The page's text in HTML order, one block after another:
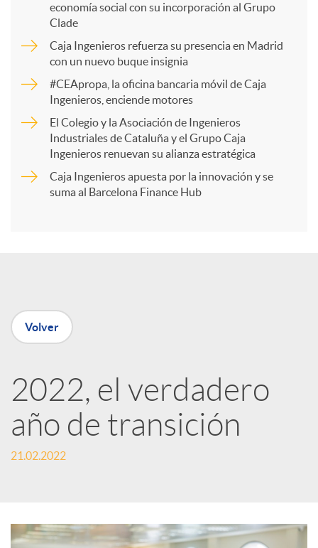
r
n
R
e
e
economía social con su incorporación al Grupo
Clade
Caja Ingenieros refuerza su presencia en Madrid
con un nuevo buque insignia
#CEApropa, la oficina bancaria móvil de Caja
Ingenieros, enciende motores
El Colegio y la Asociación de Ingenieros
Industriales de Cataluña y el Grupo Caja
Ingenieros renuevan su alianza estratégica
Caja Ingenieros apuesta por la innovación y se
suma al Barcelona Finance Hub
Volver
2022, el verdadero
año de transición
21.02.2022